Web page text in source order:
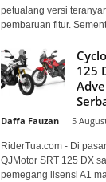
petualang versi
pembaruan fitur.
125
Daffa Fauzan 5
RiderTua.com - Di
QJMotor SRT 125 DX
pemegang lisensi A1